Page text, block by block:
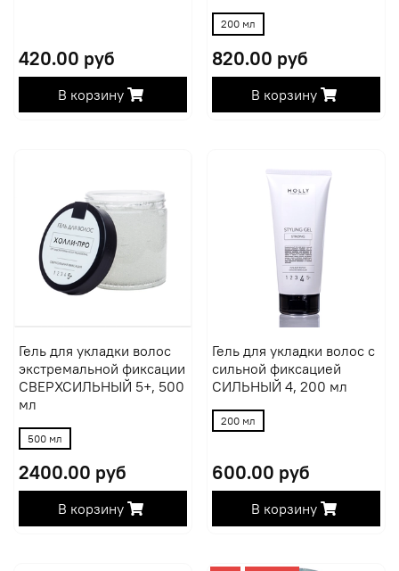
420.00 руб
В корзину
200 мл
820.00 руб
В корзину
Гель для укладки волос
экстремальной фиксации
СВЕРХСИЛЬНЫЙ 5+, 500
мл
500 мл
2400.00 руб
В корзину
Гель для укладки волос с
сильной фиксацией
СИЛЬНЫЙ 4, 200 мл
200 мл
600.00 руб
В корзину